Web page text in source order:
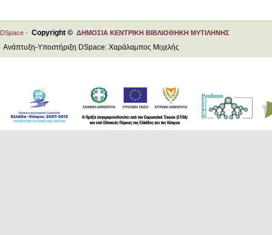
DSpace - Copyright © ΔΗΜΟΣΙΑ ΚΕΝΤΡΙΚΗ ΒΙΒΛΙΟΘΗΚΗ ΜΥΤΙΛΗΝΗΣ
Ανάπτυξη-Υποστήριξη DSpace: Χαράλαμπος Μιχελής